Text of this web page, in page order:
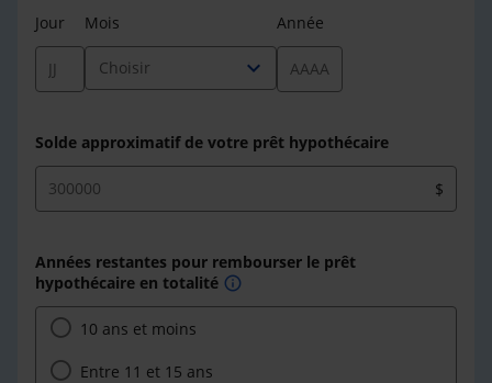
Jour
Mois
Choisir expand_more
Année
Solde approximatif de votre prêt hypothécaire
$
Années restantes pour rembourser le prêt
hypothécaire en totalité info
10 ans et moins
Entre 11 et 15 ans